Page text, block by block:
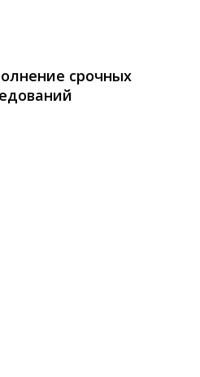
срочных